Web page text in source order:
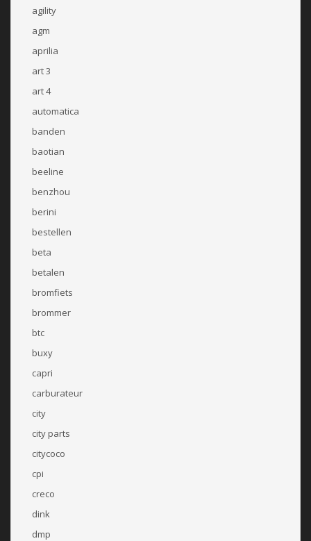
agility
agm
aprilia
art 3
art 4
automatica
banden
baotian
beeline
benzhou
berini
bestellen
beta
betalen
bromfiets
brommer
btc
buxy
capri
carburateur
city
city parts
citycoco
cpi
creco
dink
dmp